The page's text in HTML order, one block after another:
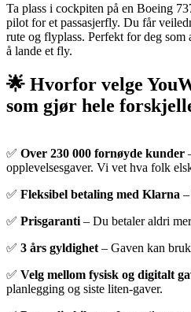
Ta plass i cockpiten på en Boeing
pilot for et passasjerfly. Du får
rute og flyplass. Perfekt for deg
å lande et fly.
🌟 Hvorfor velge
som gjør hele
✅ Over 230 000 fornøyde kunder
opplevelsesgaver. Vi vet hva folk
✅ Fleksibel betaling med Klarna
✅ Prisgaranti – Du betaler aldri
✅ 3 års gyldighet – Gaven kan
✅ Velg mellom fysisk og digitalt
planlegging og siste liten-gaver.